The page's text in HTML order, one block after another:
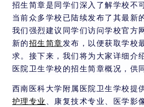
招生简章是同学们深入了解学校不
当前众多学校已陆续发布了其最新
我们强烈建议同学们访问学校官方
新的招生简章发布，以便获取学校
求。接下来，我们将为大家详细介
医院卫生学校的招生简章概况，供
西南医科大学附属医院卫生学校提
护理专业 、康复技术专业、医学影